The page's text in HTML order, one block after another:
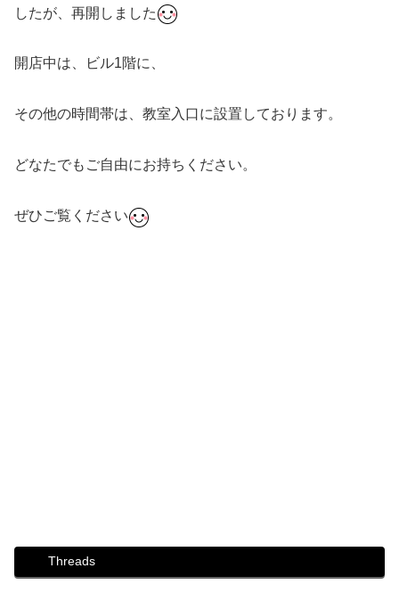
したが、再開しました
開店中は、ビル1階に、
その他の時間帯は、教室入口に設置しております。
どなたでもご自由にお持ちください。
ぜひご覧ください
Threads